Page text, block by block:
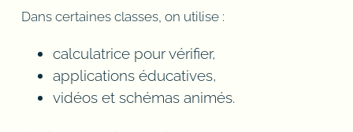
Dans certaines classes, on utilise :
calculatrice pour vérifier,
applications éducatives,
vidéos et schémas animés.